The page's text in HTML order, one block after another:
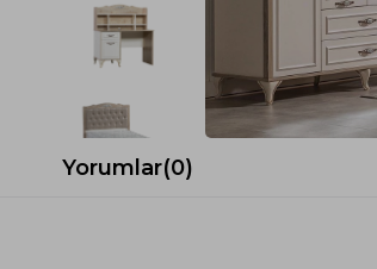
Spor Koltuk Takımı
Krem Koltuk Takımı
Gri Koltuk Takımı
Büro Koltuk Takımı
Ev Tekstili
Yorumlar(0)